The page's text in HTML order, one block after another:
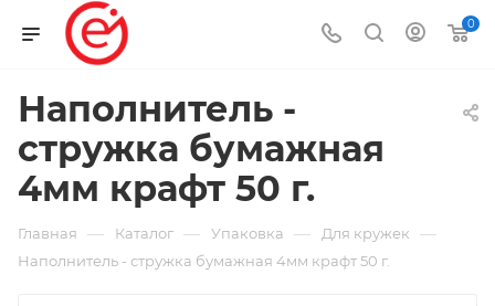
0
Наполнитель -
стружка бумажная
4мм крафт 50 г.
Главная — Каталог — Упаковка — Для кружек —
Наполнитель - стружка бумажная 4мм крафт 50 г.